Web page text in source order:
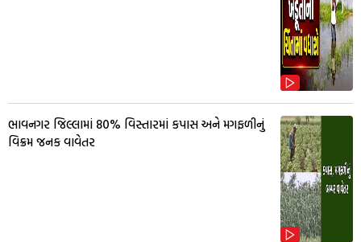
ભાવનગર જિલ્લામાં 80% વિસ્તારમાં કપાસ અને મગફળીનું
વિક્રમ જનક વાવેતર